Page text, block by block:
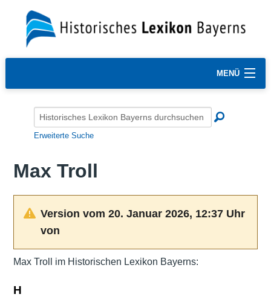
MENÜ
Erweiterte Suche
Max Troll
Version vom 20. Januar 2026, 12:37 Uhr
von
Max Troll im Historischen Lexikon Bayerns:
H